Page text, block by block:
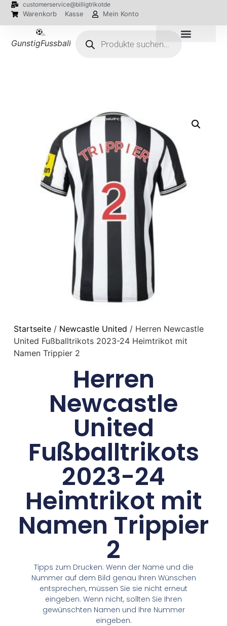
customerservice@billigtrikotde
Warenkorb Kasse Mein Konto
GunstigFussballTrikot
Startseite/ Newcastle United / Herren Newcastle
United Fußballtrikots 2023-24 Heimtrikot mit
Namen Trippier 2
Herren
Newcastle
United
Fußballtrikots
2023-24
Heimtrikot mit
Namen Trippier
2
Tipps zum Drucken: Wenn der Name und die
Nummer auf dem Bild genau Ihren Wünschen
entsprechen, müssen Sie sie nicht erneut
eingeben. Wenn nicht, sollten Sie Ihren
gewünschten Namen und Ihre Nummer
eingeben.